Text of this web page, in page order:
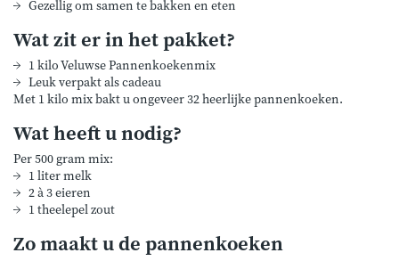
Gezellig om samen te bakken en eten
Wat zit er in het pakket?
1 kilo Veluwse Pannenkoekenmix
Leuk verpakt als cadeau
Met 1 kilo mix bakt u ongeveer 32 heerlijke pannenkoeken.
Wat heeft u nodig?
Per 500 gram mix:
1 liter melk
2 à 3 eieren
1 theelepel zout
Zo maakt u de pannenkoeken